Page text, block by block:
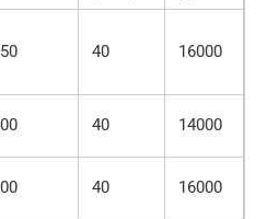
40 16000
40 14000
40 16000